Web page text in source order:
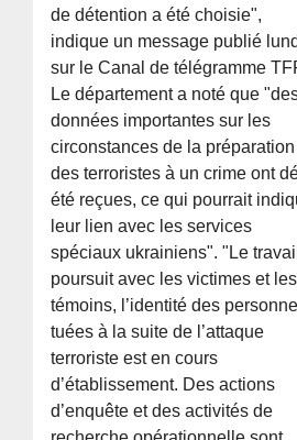
de détention a été choisie",
indique un message publié
sur le Canal de télégramme
Le département a noté que
données importantes sur les
circonstances de la préparation
des terroristes à un crime ont
été reçues, ce qui pourrait
leur lien avec les services
spéciaux ukrainiens". "Le
poursuit avec les victimes et les
témoins, l’identité des
tuées à la suite de l’attaque
terroriste est en cours
d’établissement. Des actions
d’enquête et des activités de